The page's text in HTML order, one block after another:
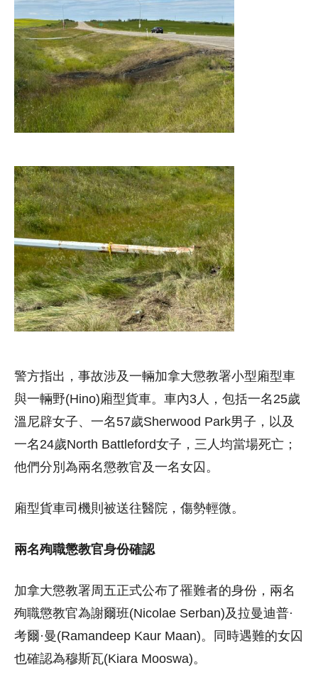
警方指出，事故涉及一輛加拿大懲教署小型廂型車
與一輛野(Hino)廂型貨車。車內3人，包括一名25歲
溫尼辟女子、一名57歲Sherwood Park男子，以及
一名24歲North Battleford女子，三人均當場死亡；
他們分別為兩名懲教官及一名女囚。
廂型貨車司機則被送往醫院，傷勢輕微。
兩名殉職懲教官身份確認
加拿大懲教署周五正式公布了罹難者的身份，兩名
殉職懲教官為謝爾班(Nicolae Serban)及拉曼迪普·
考爾·曼(Ramandeep Kaur Maan)。同時遇難的女囚
也確認為穆斯瓦(Kiara Mooswa)。